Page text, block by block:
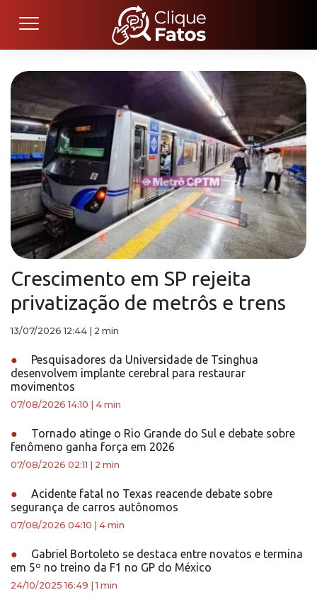
Crescimento em SP rejeita
privatização de metrôs e trens
13/07/2026 12:44 2 min
●
Pesquisadores da Universidade de Tsinghua
desenvolvem implante cerebral para restaurar
movimentos
07/08/2026 14:10 4 min
●
Tornado atinge o Rio Grande do Sul e debate sobre
fenômeno ganha força em 2026
07/08/2026 02:11 2 min
●
Acidente fatal no Texas reacende debate sobre
segurança de carros autônomos
07/08/2026 04:10 4 min
●
Gabriel Bortoleto se destaca entre novatos e termina
em 5º no treino da F1 no GP do México
24/10/2025 16:49 |1 min